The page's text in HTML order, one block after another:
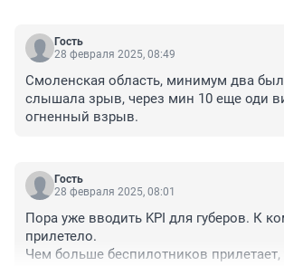
Гость
28 февраля 2025, 08:49
Смоленская область, минимум два
слышала зрыв, через мин 10 еще оди
огненный взрыв.
Гость
28 февраля 2025, 08:01
Пора уже вводить KPI для губеров. К
прилетело.
Чем больше беспилотников прилетает,